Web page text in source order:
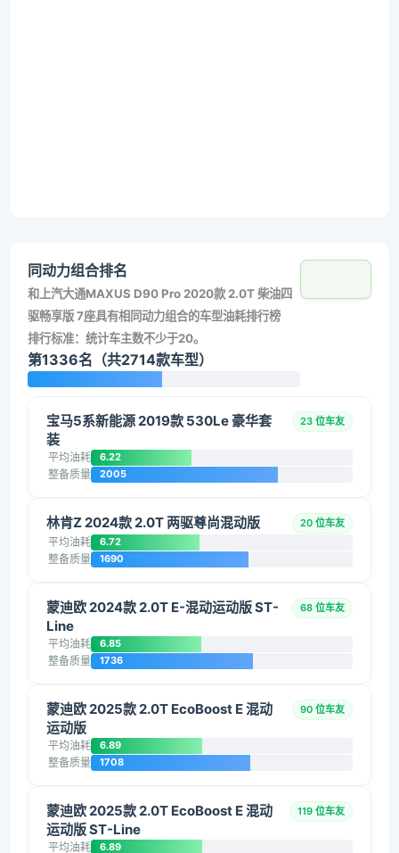
同动力组合排名
和 上汽大通MAXUS D90 Pro 2020款 2.0T 柴油四
驱畅享版 7座具有相同动力组合的车型油耗排行榜
排行标准：统计车主数不少于20。
第1336名（共2714款车型）
宝马5系新能源 2019款 530Le 豪华套
装
23 位车友
平均油耗 6.22
整备质量 2005
林肯Z 2024款 2.0T 两驱尊尚混动版 20 位车友
平均油耗 6.72
整备质量 1690
蒙迪欧 2024款 2.0T E-混动运动版 ST-
Line
68 位车友
平均油耗 6.85
整备质量 1736
蒙迪欧 2025款 2.0T EcoBoost E 混动
运动版
90 位车友
平均油耗 6.89
整备质量 1708
蒙迪欧 2025款 2.0T EcoBoost E 混动
运动版 ST-Line
119 位车友
平均油耗 6.89